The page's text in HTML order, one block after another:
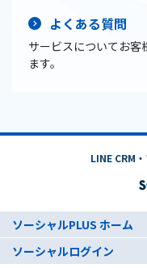
よくある質問
サービスについてお客
ます。
LINE CRM
ソーシャルPLUS ホーム
ソーシャルログイン